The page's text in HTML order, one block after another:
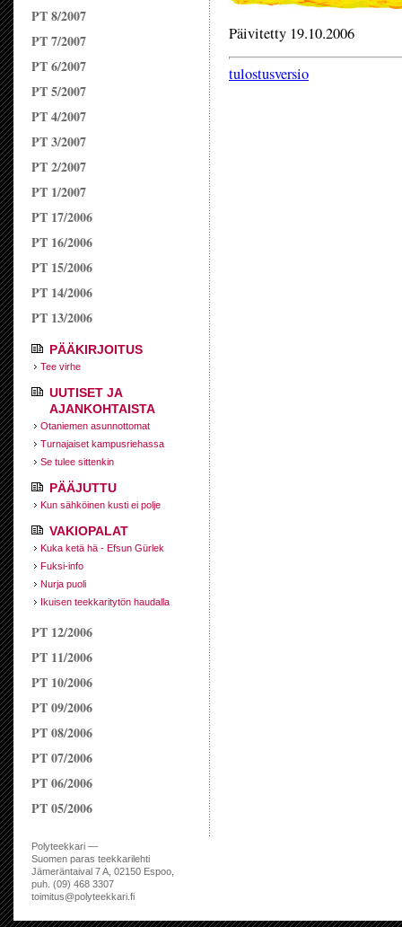
PT 8/2007
PT 7/2007
PT 6/2007
PT 5/2007
PT 4/2007
PT 3/2007
PT 2/2007
PT 1/2007
PT 17/2006
PT 16/2006
PT 15/2006
PT 14/2006
PT 13/2006
PÄÄKIRJOITUS
Tee virhe
UUTISET JA
AJANKOHTAISTA
Otaniemen asunnottomat
Turnajaiset kampusriehassa
Se tulee sittenkin
PÄÄJUTTU
Kun sähköinen kusti ei polje
VAKIOPALAT
Kuka ketä hä - Efsun Gürlek
Fuksi-info
Nurja puoli
Ikuisen teekkaritytön haudalla
PT 12/2006
PT 11/2006
PT 10/2006
PT 09/2006
PT 08/2006
PT 07/2006
PT 06/2006
PT 05/2006
Päivitetty 19.10.2006
tulostusversio
Polyteekkari —
Suomen paras teekkarilehti
Jämeräntaival 7 A, 02150 Espoo,
puh. (09) 468 3307
toimitus@polyteekkari.fi